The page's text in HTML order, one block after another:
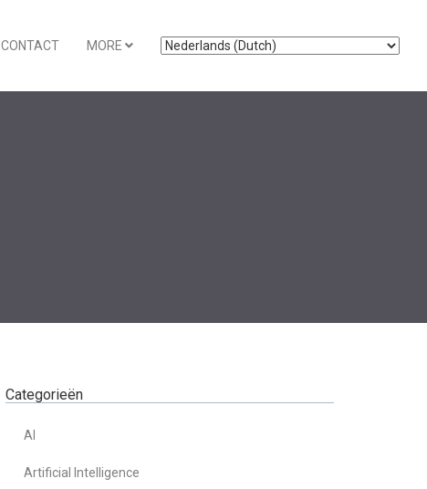
CONTACT MORE
Categorieën
AI
Artificial Intelligence